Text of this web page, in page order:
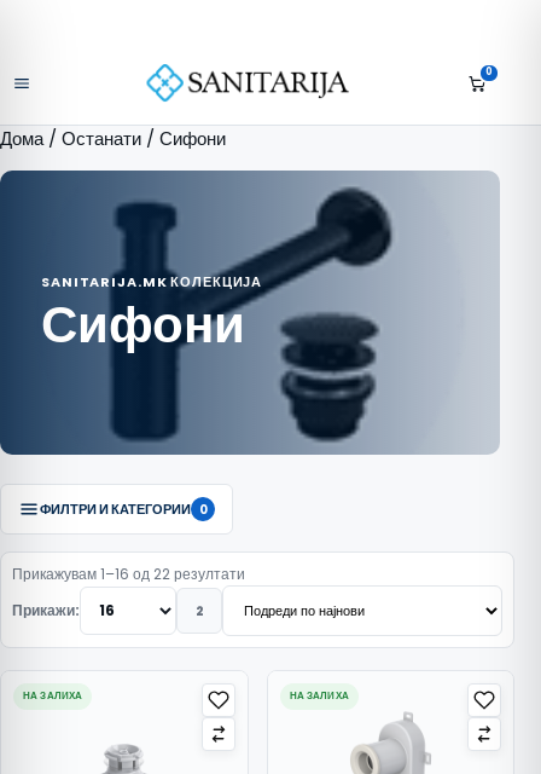
Отвори мени 0
Дома/ Останати / Сифони
SANITARIJA.MK КОЛЕКЦИЈА
Сифони
ФИЛТРИ И КАТЕГОРИИ 0
Прикажувам 1–16 од 22 резултати
Прикажи:
2
НА ЗАЛИХА НА ЗАЛИХА